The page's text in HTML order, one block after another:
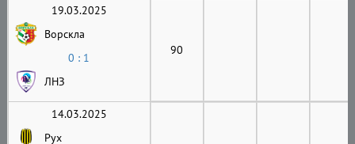
19.03.2025
Ворскла
0 : 1
ЛНЗ
90
14.03.2025
Рух